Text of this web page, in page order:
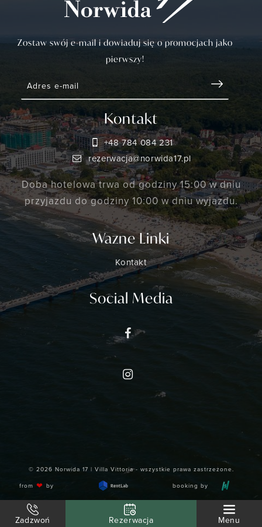
Zostaw swój e-mail i dowiaduj się o promocjach jako
pierwszy!
Kontakt
+48 784 084 231
rezerwacja@norwida17.pl
Doba hotelowa trwa od godziny 15:00 w dniu
przyjazdu do godziny 10:00 w dniu wyjazdu.
Wazne Linki
Kontakt
Social Media
© 2026 Norwida 17 | Villa Vittoria - wszystkie prawa zastrzeżone.
from ❤ by booking by
Zadzwoń Rezerwacja Menu